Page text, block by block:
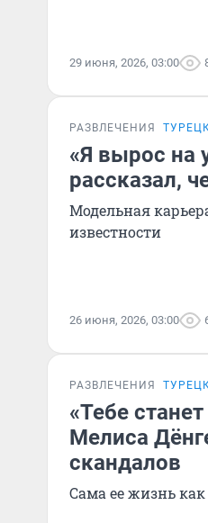
29 июня, 2026, 03:00
РАЗВЛЕЧЕНИЯ
«Я вырос на
рассказал,
Модельная
известности
26 июня, 2026, 03:00
РАЗВЛЕЧЕНИЯ
«Тебе
Мелиса
скандалов
Сама ее жизнь